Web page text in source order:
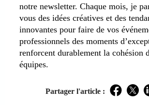
notre newsletter. Chaque mois, je
vous des idées créatives et des
innovantes pour faire de vos
professionnels des moments
renforcent durablement la cohésion
équipes.
Partager l'article : Facebook